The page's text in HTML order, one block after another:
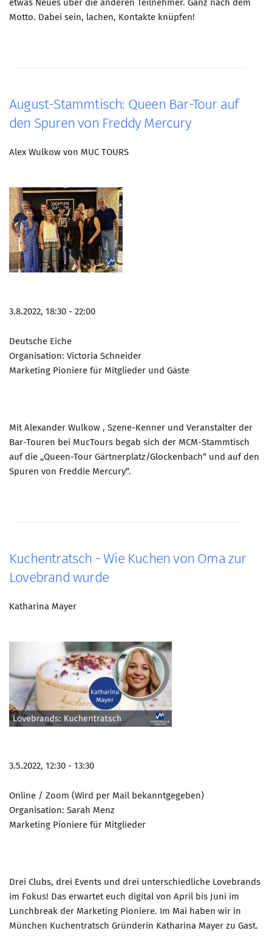
etwas Neues über die anderen Teilnehmer. Ganz nach dem
Motto. Dabei sein, lachen, Kontakte knüpfen!
August-Stammtisch: Queen Bar-Tour auf
den Spuren von Freddy Mercury
Alex Wulkow von MUC TOURS
3.8.2022, 18:30 - 22:00
Deutsche Eiche
Organisation: Victoria Schneider
Marketing Pioniere für Mitglieder und Gäste
Mit Alexander Wulkow , Szene-Kenner und Veranstalter der
Bar-Touren bei MucTours begab sich der MCM-Stammtisch
auf die „Queen-Tour Gärtnerplatz/Glockenbach“ und auf den
Spuren von Freddie Mercury“.
Kuchentratsch - Wie Kuchen von Oma zur
Lovebrand wurde
Katharina Mayer
3.5.2022, 12:30 - 13:30
Online / Zoom (Wird per Mail bekanntgegeben)
Organisation: Sarah Menz
Marketing Pioniere für Mitglieder
Drei Clubs, drei Events und drei unterschiedliche Lovebrands
im Fokus! Das erwartet euch digital von April bis Juni im
Lunchbreak der Marketing Pioniere. Im Mai haben wir in
München Kuchentratsch Gründerin Katharina Mayer zu Gast.